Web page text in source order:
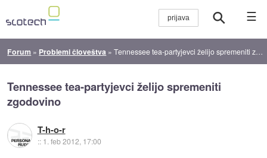
☰
Forum » Problemi človeštva »Tennessee tea-partyjevci želijo spremeniti zgodovino
Tennessee tea-partyjevci želijo spremeniti
zgodovino
T-h-o-r
:: 1. feb 2012, 17:00